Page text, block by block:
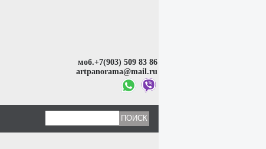
моб.+7(903) 509 83 86
artpanorama@mail.ru